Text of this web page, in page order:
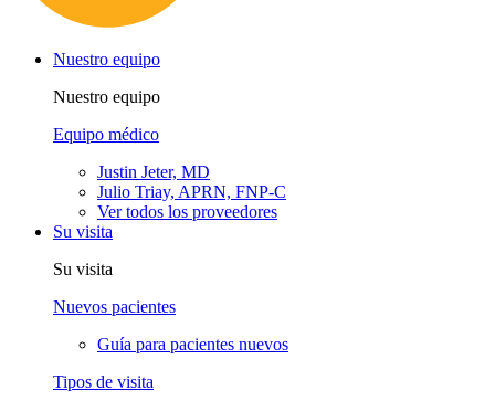
Nuestro equipo
Nuestro equipo
Equipo médico
Justin Jeter, MD
Julio Triay, APRN, FNP-C
Ver todos los proveedores
Su visita
Su visita
Nuevos pacientes
Guía para pacientes nuevos
Tipos de visita